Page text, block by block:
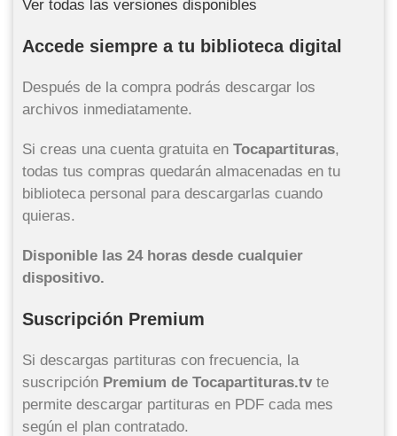
Ver todas las versiones disponibles
Accede siempre a tu biblioteca digital
Después de la compra podrás descargar los
archivos inmediatamente.
Si creas una cuenta gratuita en Tocapartituras,
todas tus compras quedarán almacenadas en tu
biblioteca personal para descargarlas cuando
quieras.
Disponible las 24 horas desde cualquier
dispositivo.
Suscripción Premium
Si descargas partituras con frecuencia, la
suscripción Premium de Tocapartituras.tv te
permite descargar partituras en PDF cada mes
según el plan contratado.